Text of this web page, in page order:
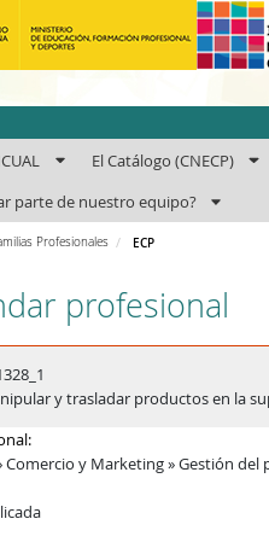
- Instituto
El Catálogo (CNECP)
parte de nuestro equipo?
Profesionales ECP
profesional
y trasladar productos en la
Comercio y Marketing » Gestión